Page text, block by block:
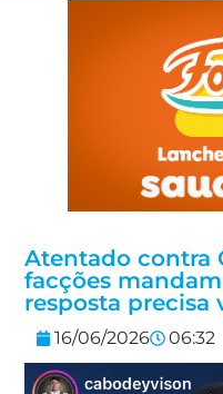
Atentado contra
facções
resposta precisa
16/06/2026 06:32